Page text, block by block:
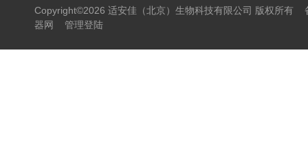
Copyright©2026 适安佳（北京）生物科技有限公司 版权所有
器网
管理登陆